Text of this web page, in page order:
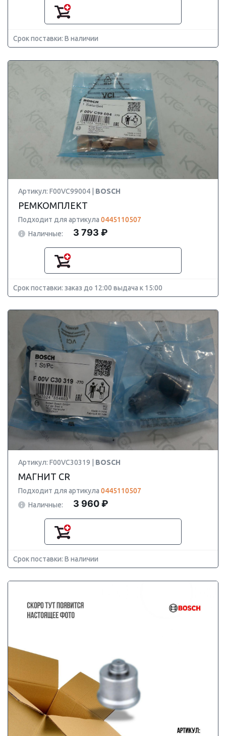
Срок поставки: В наличии
Артикул: F00VC99004 | BOSCH
РЕМКОМПЛЕКТ
Подходит для артикула 0445110507
Наличные:
3 793 ₽
Срок поставки: заказ до 12:00 выдача к 15:00
Артикул: F00VC30319 | BOSCH
МАГНИТ CR
Подходит для артикула 0445110507
Наличные:
3 960 ₽
Срок поставки: В наличии